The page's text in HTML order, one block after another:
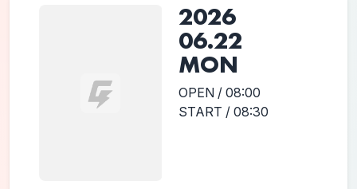
2026
06.22
MON
OPEN / 08:00
START / 08:30